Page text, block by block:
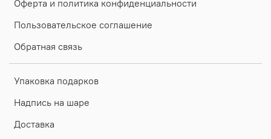
Оферта и политика конфиденциальности
Пользовательское соглашение
Обратная связь
Упаковка подарков
Надпись на шаре
Доставка